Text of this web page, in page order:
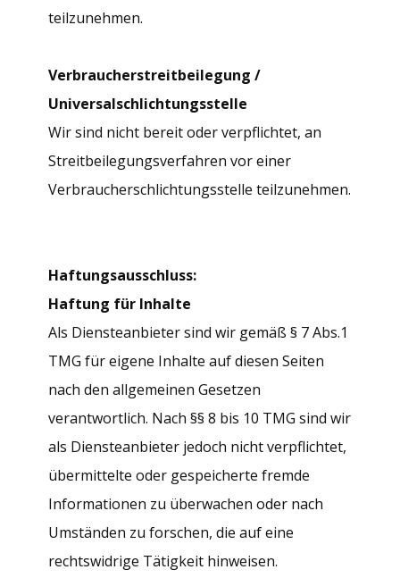
teilzunehmen.
Verbraucherstreitbeilegung /
Universalschlichtungsstelle
Wir sind nicht bereit oder verpflichtet, an
Streitbeilegungsverfahren vor einer
Verbraucherschlichtungsstelle teilzunehmen.
Haftungsausschluss:
Haftung für Inhalte
Als Diensteanbieter sind wir gemäß § 7 Abs.1
TMG für eigene Inhalte auf diesen Seiten
nach den allgemeinen Gesetzen
verantwortlich. Nach §§ 8 bis 10 TMG sind wir
als Diensteanbieter jedoch nicht verpflichtet,
übermittelte oder gespeicherte fremde
Informationen zu überwachen oder nach
Umständen zu forschen, die auf eine
rechtswidrige Tätigkeit hinweisen.